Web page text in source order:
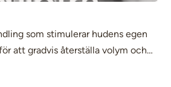
som stimulerar hudens egen
att gradvis återställa volym och